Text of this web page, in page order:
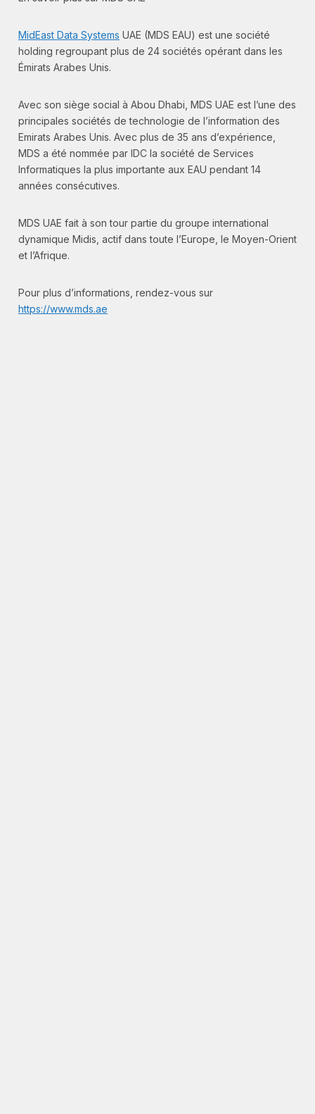
MidEast Data Systems UAE (MDS EAU) est une société
holding regroupant plus de 24 sociétés opérant dans les
Émirats Arabes Unis.
Avec son siège social à Abou Dhabi, MDS UAE est l’une des
principales sociétés de technologie de l’information des
Emirats Arabes Unis. Avec plus de 35 ans d’expérience,
MDS a été nommée par IDC la société de Services
Informatiques la plus importante aux EAU pendant 14
années consécutives.
MDS UAE fait à son tour partie du groupe international
dynamique Midis, actif dans toute l’Europe, le Moyen-Orient
et l’Afrique.
Pour plus d’informations, rendez-vous sur
https://www.mds.ae